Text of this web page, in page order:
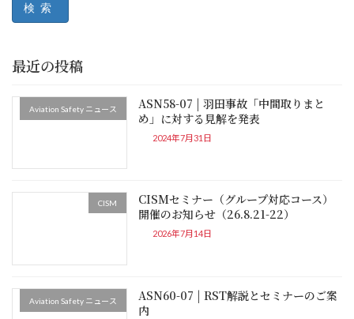
検索
最近の投稿
Aviation Safety ニュース
ASN58-07 | 羽田事故「中間取りまと
め」に対する見解を発表
2024年7月31日
CISM
CISMセミナー（グループ対応コース）
開催のお知らせ（26.8.21-22）
2026年7月14日
Aviation Safety ニュース
ASN60-07 | RST解説とセミナーのご案
内